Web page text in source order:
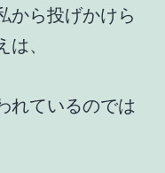
から投げかけら
、
れているのでは